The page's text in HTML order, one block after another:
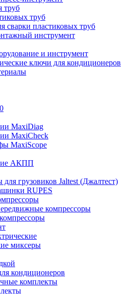
труб
труб
сварки пластиковых труб
инструмент
и инструмент
ключи для кондиционеров
MaxiDiag
MaxiCheck
MaxiScope
АКПП
для грузовиков Jaltest (Джалтест)
RUPES
компрессоры
миксеры
кондиционеров
комплекты